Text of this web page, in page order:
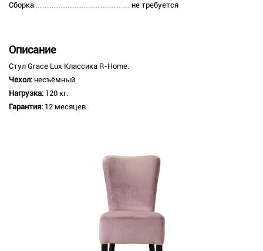
Сборка
не требуется
Описание
Стул Grace Lux Классика R-Home.
Чехол: несъёмный.
Нагрузка: 120 кг.
Гарантия: 12 месяцев.